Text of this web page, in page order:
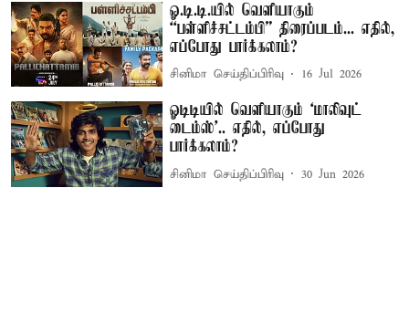
ஓ.டி.டி.யில் வெளியாகும்
“பள்ளிச்சட்டம்பி” திரைப்படம்... எதில்,
எப்போது பார்க்கலாம்?
சினிமா செய்திப்பிரிவு 16 Jul 2026
ஓடிடியில் வெளியாகும் ‘மாலிவுட்
டைம்ஸ்’.. எதில், எப்போது
பார்க்கலாம்?
சினிமா செய்திப்பிரிவு 30 Jun 2026